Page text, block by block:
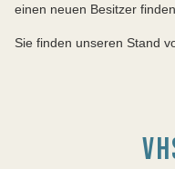
einen neuen Besitzer finden,
Sie finden unseren Stand